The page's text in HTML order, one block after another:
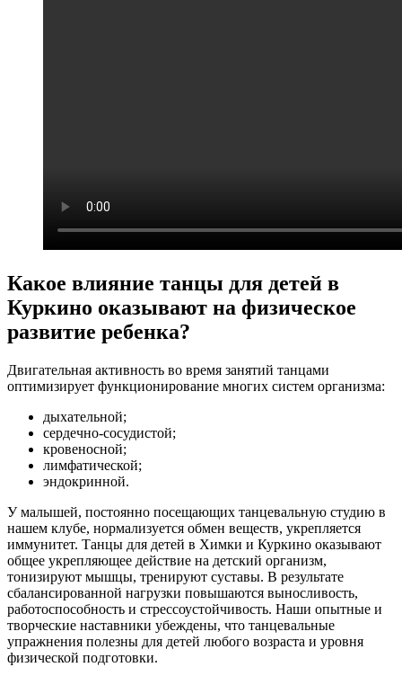
Какое влияние танцы для детей в
Куркино оказывают на физическое
развитие ребенка?
Двигательная активность во время занятий танцами
оптимизирует функционирование многих систем организма:
дыхательной;
сердечно-сосудистой;
кровеносной;
лимфатической;
эндокринной.
У малышей, постоянно посещающих танцевальную студию в
нашем клубе, нормализуется обмен веществ, укрепляется
иммунитет. Танцы для детей в Химки и Куркино оказывают
общее укрепляющее действие на детский организм,
тонизируют мышцы, тренируют суставы. В результате
сбалансированной нагрузки повышаются выносливость,
работоспособность и стрессоустойчивость. Наши опытные и
творческие наставники убеждены, что танцевальные
упражнения полезны для детей любого возраста и уровня
физической подготовки.